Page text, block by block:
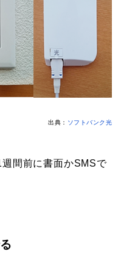
出典： ソフトバンク光
間前に書面かSMSで